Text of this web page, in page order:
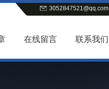
3052847521@qq.com
在线留言 联系我们